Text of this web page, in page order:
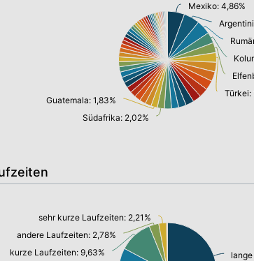
Mexiko: 4,86%
Türkei:
Südafrika: 2,02%
Guatemala: 1,83%
kurze Laufzeiten: 9,63%
andere Laufzeiten: 2,78%
sehr kurze Laufzeiten: 2,21%